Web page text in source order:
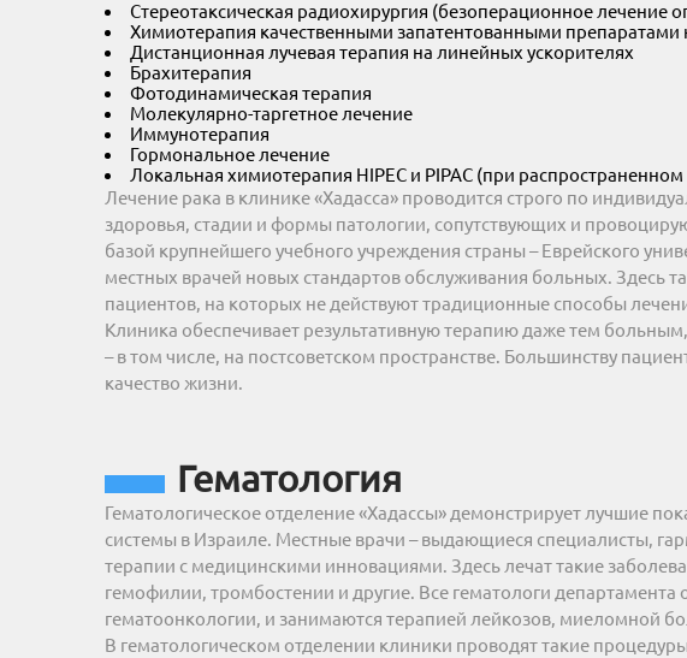
Стереотаксическая радиохирургия (безоперационное лечение
Химиотерапия качественными запатентованными препаратами
Дистанционная лучевая терапия на линейных ускорителях
Брахитерапия
Фотодинамическая терапия
Молекулярно-таргетное лечение
Иммунотерапия
Гормональное лечение
Локальная химиотерапия HIPEC и PIPAC (при
Лечение рака в клинике «Хадасса» проводится строго по
здоровья, стадии и формы патологии, сопутствующих и
базой крупнейшего учебного учреждения страны – Еврейского
местных врачей новых стандартов обслуживания больных. Здесь
пациентов, на которых не действуют традиционные способы
Клиника обеспечивает результативную терапию даже тем
– в том числе, на постсоветском пространстве. Большинству
качество жизни.
Гематология
Гематологическое отделение «Хадассы» демонстрирует лучшие
системы в Израиле. Местные врачи – выдающиеся специалисты,
терапии с медицинскими инновациями. Здесь лечат такие
гемофилии, тромбостении и другие. Все гематологи
гематоонкологии, и занимаются терапией лейкозов, миеломной
В гематологическом отделении клиники проводят такие